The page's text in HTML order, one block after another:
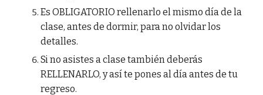
Es OBLIGATORIO rellenarlo el mismo día de la
clase, antes de dormir, para no olvidar los
detalles.
Si no asistes a clase también deberás
RELLENARLO, y así te pones al día antes de tu
regreso.